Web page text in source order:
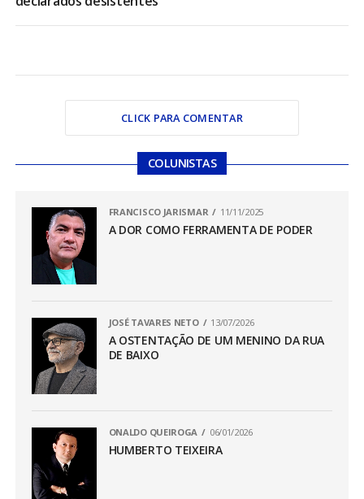
CLICK PARA COMENTAR
COLUNISTAS
FRANCISCO JARISMAR 11/11/2025
A DOR COMO FERRAMENTA DE PODER
JOSÉ TAVARES NETO 13/07/2026
A OSTENTAÇÃO DE UM MENINO DA RUA
DE BAIXO
ONALDO QUEIROGA 06/01/2026
HUMBERTO TEIXEIRA